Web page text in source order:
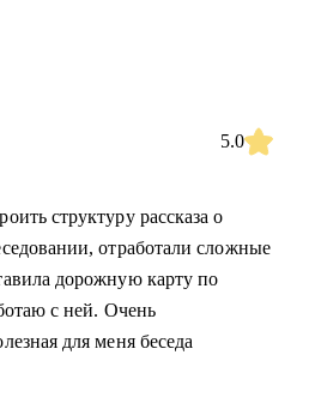
5.0
структуру рассказа о
отработали сложные
дорожную карту по
с ней. Очень
для меня беседа